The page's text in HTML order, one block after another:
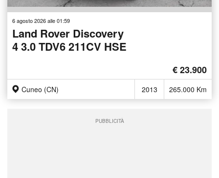
6 agosto 2026 alle 01:59
Land Rover Discovery
4 3.0 TDV6 211CV HSE
€ 23.900
Cuneo (CN) 2013 265.000 Km
PUBBLICITÀ